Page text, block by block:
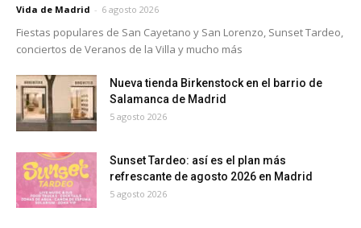
Vida de Madrid - 6 agosto 2026
Fiestas populares de San Cayetano y San Lorenzo, Sunset Tardeo,
conciertos de Veranos de la Villa y mucho más
Nueva tienda Birkenstock en el barrio de
Salamanca de Madrid
5 agosto 2026
Sunset Tardeo: así es el plan más
refrescante de agosto 2026 en Madrid
5 agosto 2026